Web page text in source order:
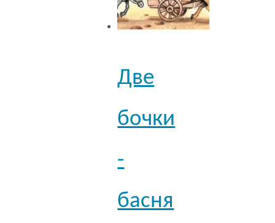
Две
бочки
-
басня